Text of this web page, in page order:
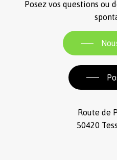
Posez vos questions ou
Route de
50420